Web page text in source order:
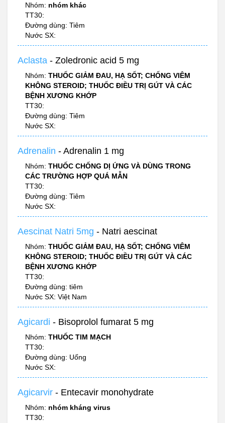
Nhóm: nhóm khác
TT30:
Đường dùng: Tiêm
Nước SX:
Aclasta - Zoledronic acid 5 mg
Nhóm: THUỐC GIẢM ĐAU, HẠ SỐT; CHỐNG VIÊM
KHÔNG STEROID; THUỐC ĐIỀU TRỊ GÚT VÀ CÁC
BỆNH XƯƠNG KHỚP
TT30:
Đường dùng: Tiêm
Nước SX:
Adrenalin - Adrenalin 1 mg
Nhóm: THUỐC CHỐNG DỊ ỨNG VÀ DÙNG TRONG
CÁC TRƯỜNG HỢP QUÁ MẪN
TT30:
Đường dùng: Tiêm
Nước SX:
Aescinat Natri 5mg - Natri aescinat
Nhóm: THUỐC GIẢM ĐAU, HẠ SỐT; CHỐNG VIÊM
KHÔNG STEROID; THUỐC ĐIỀU TRỊ GÚT VÀ CÁC
BỆNH XƯƠNG KHỚP
TT30:
Đường dùng: tiêm
Nước SX: Việt Nam
Agicardi - Bisoprolol fumarat 5 mg
Nhóm: THUỐC TIM MẠCH
TT30:
Đường dùng: Uống
Nước SX:
Agicarvir - Entecavir monohydrate
Nhóm: nhóm kháng virus
TT30: